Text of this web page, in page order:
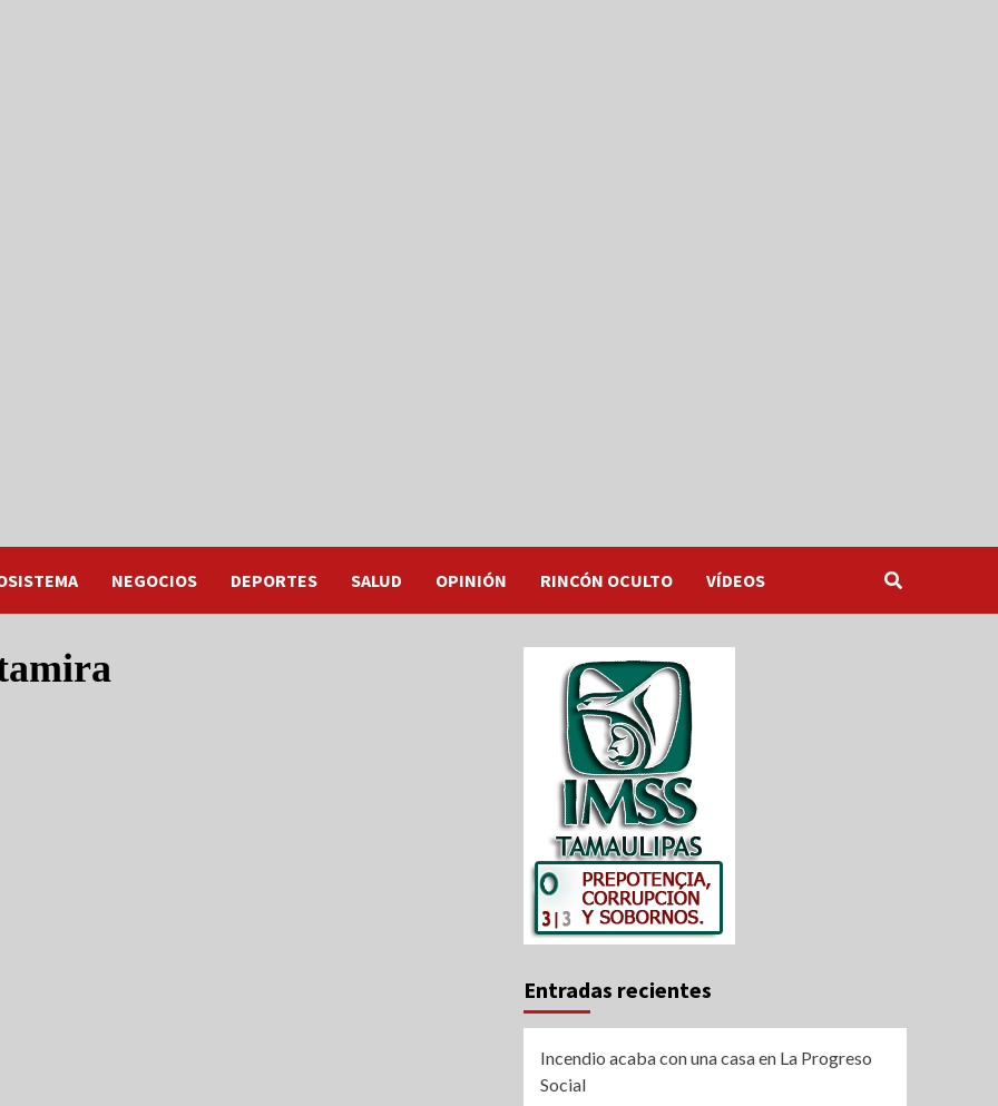
NEGOCIOS DEPORTES SALUD OPINIÓN RINCÓN OCULTO VÍDEOS
Entradas recientes
Incendio acaba con una casa en La Progreso
Social